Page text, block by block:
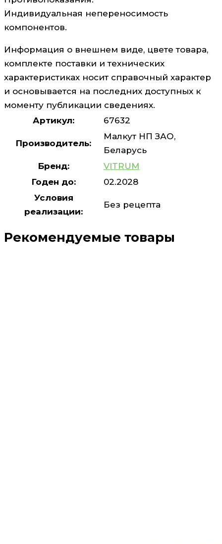
Индивидуальная непереносимость
компонентов.
Информация о внешнем виде, цвете товара,
комплекте поставки и технических
характеристиках носит справочный характер
и основывается на последних доступных к
моменту публикации сведениях.
Артикул:
67632
Производитель:
Малкут НП ЗАО,
Беларусь
Бренд:
VITRUM
Годен до:
02.2028
Условия
реализации:
Без рецепта
Рекомендуемые товары